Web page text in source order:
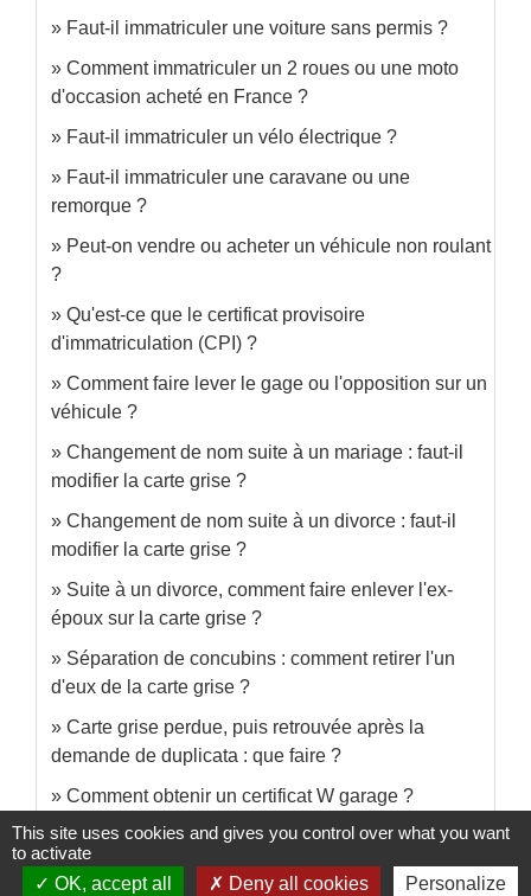
Faut-il immatriculer une voiture sans permis ?
Comment immatriculer un 2 roues ou une moto
d'occasion acheté en France ?
Faut-il immatriculer un vélo électrique ?
Faut-il immatriculer une caravane ou une
remorque ?
Peut-on vendre ou acheter un véhicule non roulant
?
Qu'est-ce que le certificat provisoire
d'immatriculation (CPI) ?
Comment faire lever le gage ou l'opposition sur un
véhicule ?
Changement de nom suite à un mariage : faut-il
modifier la carte grise ?
Changement de nom suite à un divorce : faut-il
modifier la carte grise ?
Suite à un divorce, comment faire enlever l'ex-
époux sur la carte grise ?
Séparation de concubins : comment retirer l'un
d'eux de la carte grise ?
Carte grise perdue, puis retrouvée après la
demande de duplicata : que faire ?
Comment obtenir un certificat W garage ?
Et aussi
This site uses cookies and gives you control over what you want
to activate
OK, accept all
Deny all cookies Personalize